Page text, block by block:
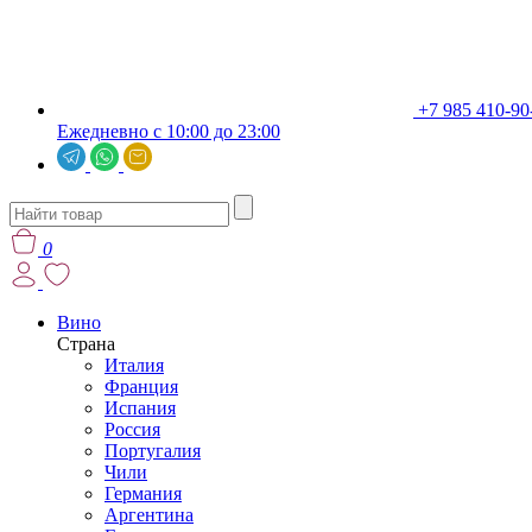
+7 985 410-
Ежедневно с 10:00 до 23:00
0
Вино
Страна
Италия
Франция
Испания
Россия
Португалия
Чили
Германия
Аргентина